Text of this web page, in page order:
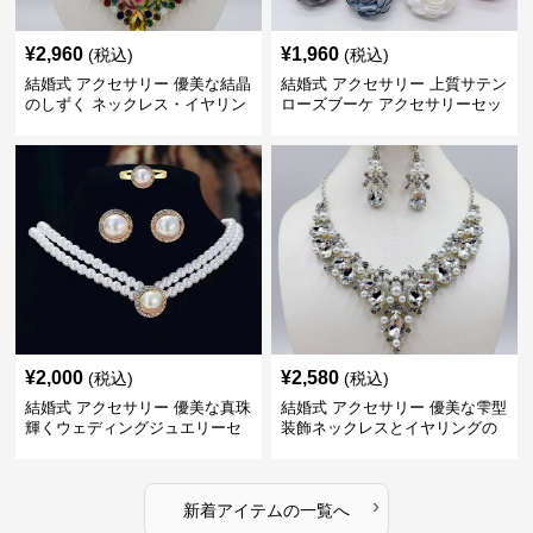
¥2,960 (税込)
結婚式 アクセサリー 優美な結晶
のしずく ネックレス・イヤリン
¥1,960 (税込)
結婚式 アクセサリー 上質サテン
ローズブーケ アクセサリーセッ
¥2,000 (税込)
結婚式 アクセサリー 優美な真珠
輝くウェディングジュエリーセ
¥2,580 (税込)
結婚式 アクセサリー 優美な雫型
装飾ネックレスとイヤリングの
新着アイテムの一覧へ ›